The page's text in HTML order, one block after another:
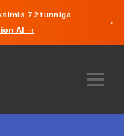
72 tunniga.
AI →
×